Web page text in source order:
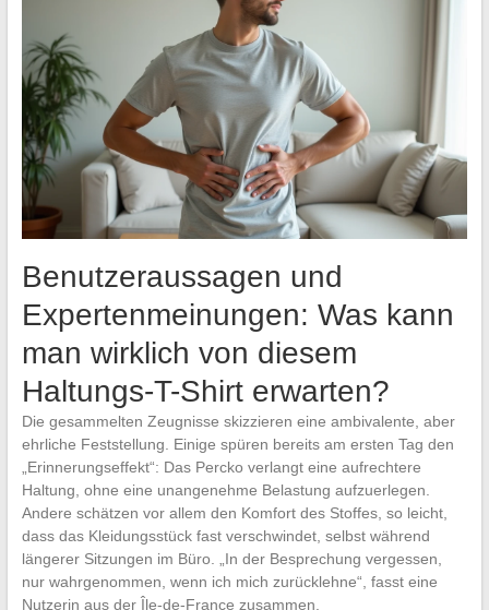
Benutzeraussagen und
Expertenmeinungen: Was kann
man wirklich von diesem
Haltungs-T-Shirt erwarten?
Die gesammelten Zeugnisse skizzieren eine ambivalente, aber
ehrliche Feststellung. Einige spüren bereits am ersten Tag den
„Erinnerungseffekt“: Das Percko verlangt eine aufrechtere
Haltung, ohne eine unangenehme Belastung aufzuerlegen.
Andere schätzen vor allem den Komfort des Stoffes, so leicht,
dass das Kleidungsstück fast verschwindet, selbst während
längerer Sitzungen im Büro. „In der Besprechung vergessen,
nur wahrgenommen, wenn ich mich zurücklehne“, fasst eine
Nutzerin aus der Île-de-France zusammen.